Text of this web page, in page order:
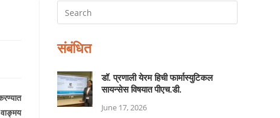
संबंधित
डॉ. प्रणाली येरम हिची फार्मास्युटिकल
सायन्सेस विषयात पीएच.डी.
June 17, 2026